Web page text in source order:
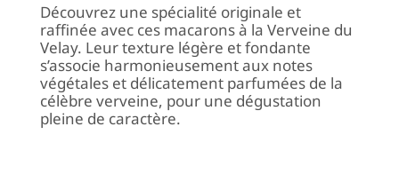
Découvrez une spécialité originale et
raffinée avec ces macarons à la Verveine du
Velay. Leur texture légère et fondante
s’associe harmonieusement aux notes
végétales et délicatement parfumées de la
célèbre verveine, pour une dégustation
pleine de caractère.